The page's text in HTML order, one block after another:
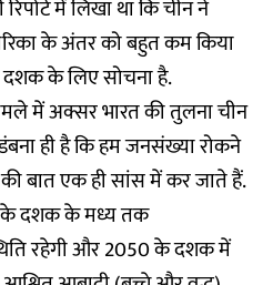
में लिखा था कि चीन ने
के अंतर को बहुत कम किया
के लिए सोचना है.
में अक्सर भारत की तुलना चीन
ही है कि हम जनसंख्या रोकने
बात एक ही सांस में कर जाते हैं.
के दशक के मध्य तक
रहेगी और 2050 के दशक में